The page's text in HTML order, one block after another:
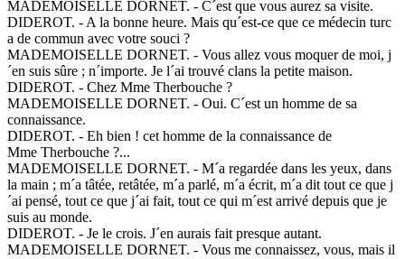
MADEMOISELLE DORNET. - C´est que vous aurez sa visite.
DIDEROT. - A la bonne heure. Mais qu´est-ce que ce médecin turc
a de commun avec votre souci ?
MADEMOISELLE DORNET. - Vous allez vous moquer de moi, j
´en suis sûre ; n´importe. Je l´ai trouvé clans la petite maison.
DIDEROT. - Chez Mme Therbouche ?
MADEMOISELLE DORNET. - Oui. C´est un homme de sa
connaissance.
DIDEROT. - Eh bien ! cet homme de la connaissance de
Mme Therbouche ?...
MADEMOISELLE DORNET. - M´a regardée dans les yeux, dans
la main ; m´a tâtée, retâtée, m´a parlé, m´a écrit, m´a dit tout ce que j
´ai pensé, tout ce que j´ai fait, tout ce qui m´est arrivé depuis que je
suis au monde.
DIDEROT. - Je le crois. J´en aurais fait presque autant.
MADEMOISELLE DORNET. - Vous me connaissez, vous, mais il